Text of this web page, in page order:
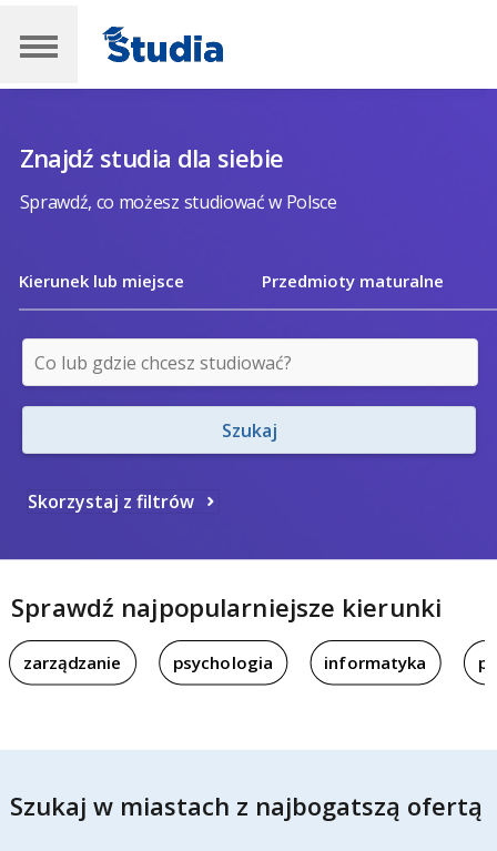
Znajdź studia dla siebie
Sprawdź, co możesz studiować w Polsce
Kierunek lub miejsce Przedmioty maturalne
Szukaj
Skorzystaj z filtrów
Sprawdź najpopularniejsze kierunki
zarządzanie psychologia informatyka
Szukaj w miastach z najbogatszą ofertą